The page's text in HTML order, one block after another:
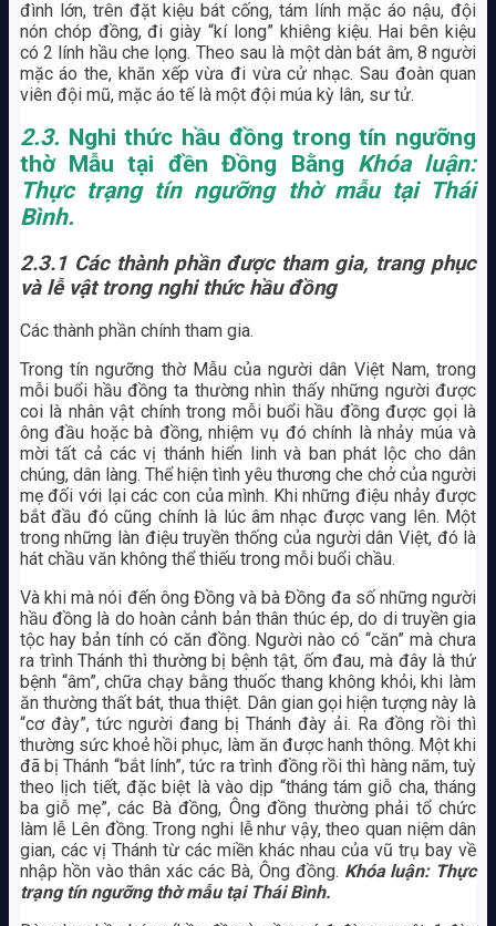
đình lớn, trên đặt kiệu bát cống, tám lính mặc áo nậu, đội
nón chóp đồng, đi giày “kí long” khiêng kiệu. Hai bên kiệu
có 2 lính hầu che lọng. Theo sau là một dàn bát âm, 8 người
mặc áo the, khăn xếp vừa đi vừa cử nhạc. Sau đoàn quan
viên đội mũ, mặc áo tế là một đội múa kỳ lân, sư tử.
2.3. Nghi thức hầu đồng trong tín ngưỡng
thờ Mẫu tại đền Đồng Bằng Khóa luận:
Thực trạng tín ngưỡng thờ mẫu tại Thái
Bình.
2.3.1 Các thành phần được tham gia, trang phục
và lễ vật trong nghi thức hầu đồng
Các thành phần chính tham gia.
Trong tín ngưỡng thờ Mẫu của người dân Việt Nam, trong
mỗi buổi hầu đồng ta thường nhìn thấy những người được
coi là nhân vật chính trong mỗi buổi hầu đồng được gọi là
ông đầu hoặc bà đồng, nhiệm vụ đó chính là nhảy múa và
mời tất cả các vị thánh hiển linh và ban phát lộc cho dân
chúng, dân làng. Thể hiện tình yêu thương che chở của người
mẹ đối với lại các con của mình. Khi những điệu nhảy được
bắt đầu đó cũng chính là lúc âm nhạc được vang lên. Một
trong những làn điệu truyền thống của người dân Việt, đó là
hát chầu văn không thể thiếu trong mỗi buổi chầu.
Và khi mà nói đến ông Đồng và bà Đồng đa số những người
hầu đồng là do hoàn cảnh bản thân thúc ép, do di truyền gia
tộc hay bản tính có căn đồng. Người nào có “căn” mà chưa
ra trình Thánh thì thường bị bệnh tật, ốm đau, mà đây là thứ
bệnh “âm”, chữa chạy bằng thuốc thang không khỏi, khi làm
ăn thường thất bát, thua thiệt. Dân gian gọi hiện tượng này là
“cơ đày”, tức người đang bị Thánh đày ải. Ra đồng rồi thì
thường sức khoẻ hồi phục, làm ăn được hanh thông. Một khi
đã bị Thánh “bắt lính”, tức ra trình đồng rồi thì hàng năm, tuỳ
theo lịch tiết, đặc biệt là vào dịp “tháng tám giỗ cha, tháng
ba giỗ mẹ”, các Bà đồng, Ông đồng thường phải tổ chức
làm lễ Lên đồng. Trong nghi lễ như vậy, theo quan niệm dân
gian, các vị Thánh từ các miền khác nhau của vũ trụ bay về
nhập hồn vào thân xác các Bà, Ông đồng. Khóa luận: Thực
trạng tín ngưỡng thờ mẫu tại Thái Bình.